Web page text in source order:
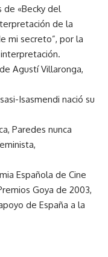
de «Becky del
de la
mi secreto”, por la
Agustí Villaronga,
Isasmendi nació su
Paredes nunca
Española de Cine
Goya de 2003,
de España a la